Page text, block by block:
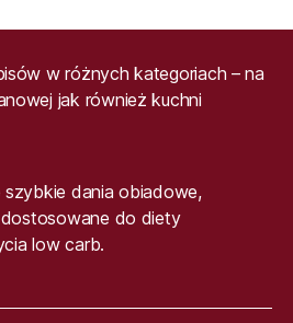
w różnych kategoriach – na
jak również kuchni
dania obiadowe,
do diety
low carb.